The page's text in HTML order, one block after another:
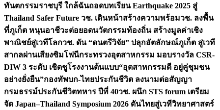
ทันตกรรมราชบุรี ใกล้ฉันถอดบทเรียน Earthquake 2025 สู่
Thailand Safer Future วช. เดินหน้าสร้างความพร้อมวช. ลงพื้น
ที่ภูเก็ต หนุนอาชีวะต่อยอดนวัตกรรมท้องถิ่น สร้างมูลค่าเชิง
พาณิชย์สู่เวทีโลกวช. ดัน “ดนตรีวิจัย” ปลุกอัตลักษณ์ภูเก็ต สู่เวที
สากลผ่านเสียงซิมโฟนีกระทรวงอุตสาหกรรม มอบรางวัล CSR-
DIW 3 ระดับ เชิดชูโรงงานต้นแบบ“อุตสาหกรรมดี อยู่คู่ชุมชน
อย่างยั่งยืน”กองทัพบก-ไทยประกันชีวิต ลงนามต่อสัญญา
กรมธรรม์ประกันชีวิตทหาร ปีที่ 40วช. ผนึก STS forum เตรียม
จัด Japan–Thailand Symposium 2026 ดันไทยสู่เวทีวิทยาศาสตร์